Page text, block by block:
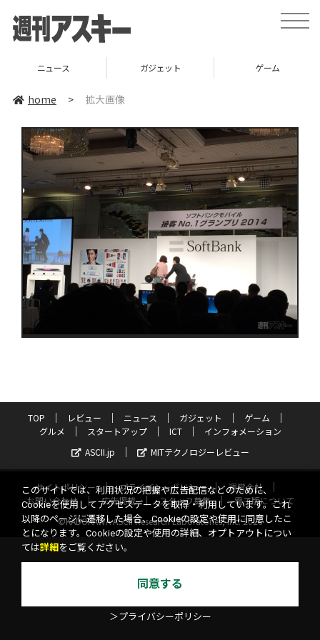
toggle
ニュース ガジェット ゲーム
home > 拡大画像
TOP レビュー ニュース ガジェット
ゲーム
グルメ
スタートアップ ICT
インフォメーション
ASCII.jp
MITテクノロジーレビュー
サイトポリシー プライバシーポリシー
運営会社
お問い合わせ
広告掲載 スタッフ募集
電子版について
©KADOKAWA ASCII Research Laboratories, Inc. 2026
このサイトでは、利用状況の把握や広告配信などのために、
Cookieを使用してアクセスデータを取得・利用しています。これ
以降のページに遷移した場合、Cookieの設定や使用に同意したこ
とになります。Cookieの設定や使用の詳細、オプトアウトについ
ては詳細 をご覧ください。
同意する
＞プライバシーポリシー